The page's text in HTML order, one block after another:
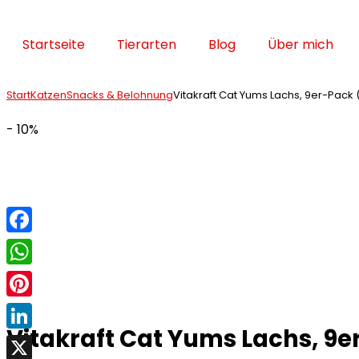
Startseite Tierarten Blog Über mich
StartKatzenSnacks & BelohnungVitakraft Cat Yums Lachs, 9er-Pack
- 10%
Vitakraft Cat Yums Lachs,
Facebook
WhatsApp
Pinterest
LinkedIn